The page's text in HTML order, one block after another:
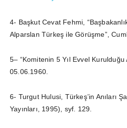
4- Başkut Cevat Fehmi,
Alparslan Türkeş ile Görüşme”,
5– “Komitenin 5 Yıl Evvel Kurulduğu
05.06.1960.
6- Turgut Hulusi, Türkeş’in Anıları
Yayınları, 1995), syf. 129.